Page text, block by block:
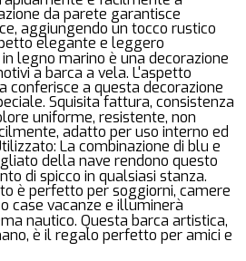
da parete garantisce
aggiungendo un tocco rustico
elegante e leggero
legno marino è una decorazione
a barca a vela. L'aspetto
conferisce a questa decorazione
Squisita fattura, consistenza
uniforme, resistente, non
adatto per uso interno ed
La combinazione di blu e
della nave rendono questo
di spicco in qualsiasi stanza.
è perfetto per soggiorni, camere
case vacanze e illuminerà
nautico. Questa barca artistica,
è il regalo perfetto per amici e